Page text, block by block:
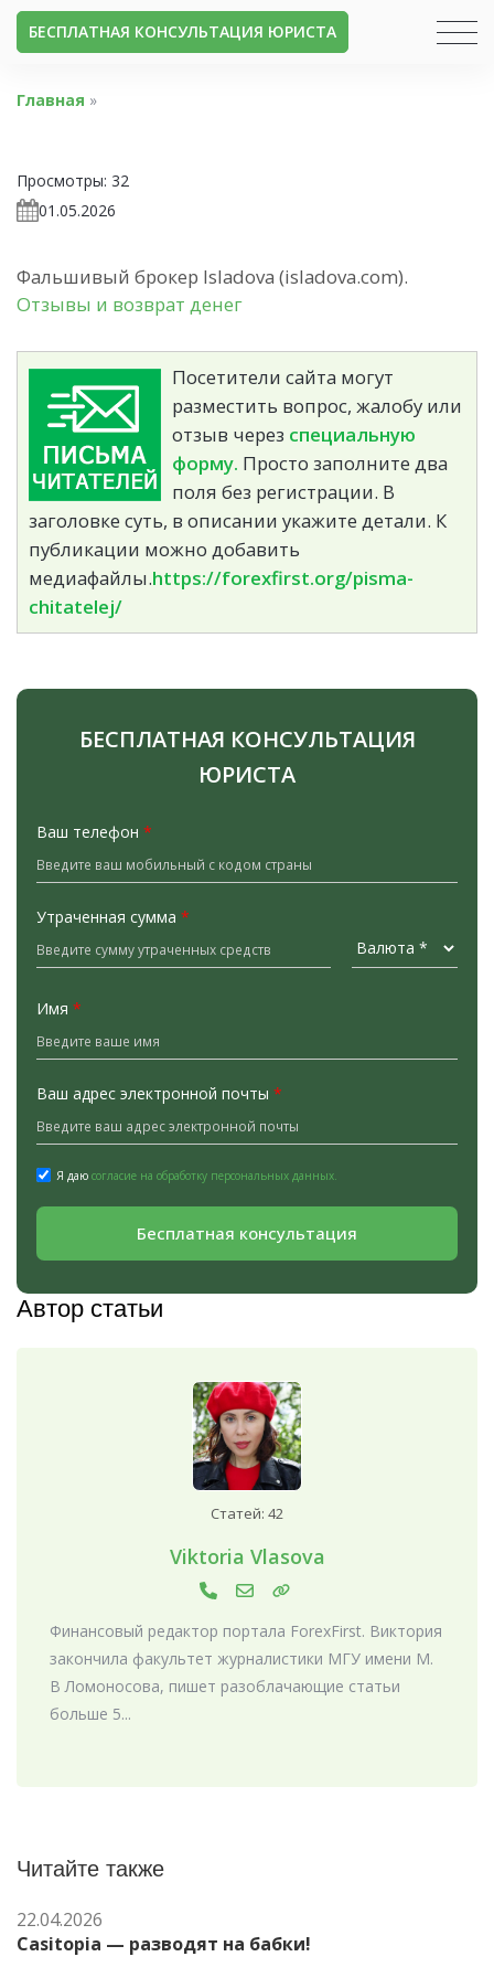
БЕСПЛАТНАЯ КОНСУЛЬТАЦИЯ ЮРИСТА
Главная »
Просмотры: 32
01.05.2026
Фальшивый брокер Іsladova (isladova.com).
Отзывы и возврат денег
Посетители сайта могут
разместить вопрос, жалобу или
отзыв через специальную
форму. Просто заполните два
поля без регистрации. В
заголовке суть, в описании укажите детали. К
публикации можно добавить
медиафайлы.https://forexfirst.org/pisma-
chitatelej/
БЕСПЛАТНАЯ КОНСУЛЬТАЦИЯ
ЮРИСТА
Ваш телефон *
Утраченная сумма *
Имя *
Ваш адрес электронной почты *
Я даю согласие на обработку персональных данных.
Бесплатная консультация
Автор статьи
Статей: 42
Viktoria Vlasova
Финансовый редактор портала ForexFirst. Виктория
закончила факультет журналистики МГУ имени М.
В Ломоносова, пишет разоблачающие статьи
больше 5...
Читайте также
22.04.2026
Casitopia — разводят на бабки!